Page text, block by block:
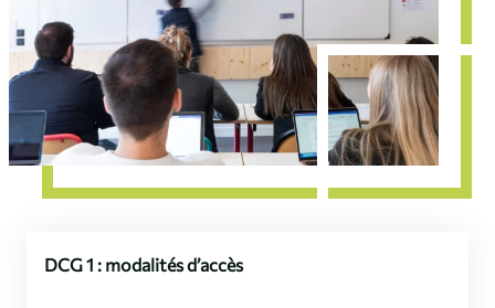
DCG 1 : modalités d’accès